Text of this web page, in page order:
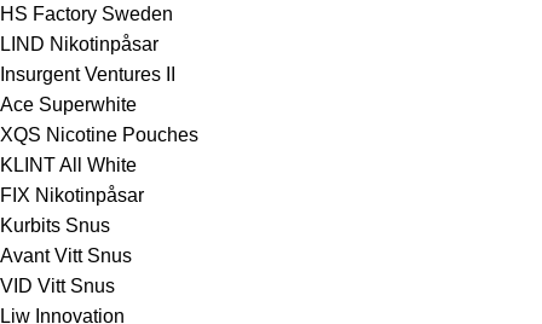
HS Factory Sweden
LIND Nikotinpåsar
Insurgent Ventures II
Ace Superwhite
XQS Nicotine Pouches
KLINT All White
FIX Nikotinpåsar
Kurbits Snus
Avant Vitt Snus
VID Vitt Snus
Liw Innovation